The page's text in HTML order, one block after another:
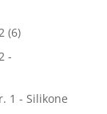
(6)
-
1 - Silikone